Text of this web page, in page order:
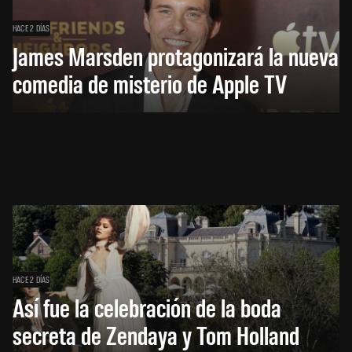
HACE 2 DÍAS
James Marsden protagonizará la nueva
comedia de misterio de Apple TV
HACE 2 DÍAS
Así fue la celebración de la boda
secreta de Zendaya y Tom Holland